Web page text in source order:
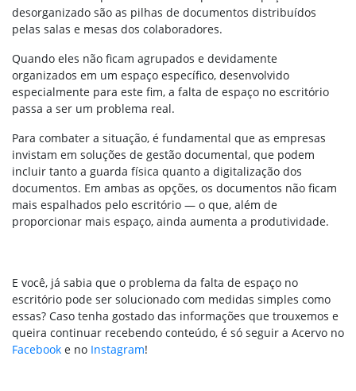
desorganizado são as pilhas de documentos distribuídos
pelas salas e mesas dos colaboradores.
Quando eles não ficam agrupados e devidamente
organizados em um espaço específico, desenvolvido
especialmente para este fim, a falta de espaço no escritório
passa a ser um problema real.
Para combater a situação, é fundamental que as empresas
invistam em soluções de gestão documental, que podem
incluir tanto a guarda física quanto a digitalização dos
documentos. Em ambas as opções, os documentos não ficam
mais espalhados pelo escritório — o que, além de
proporcionar mais espaço, ainda aumenta a produtividade.
E você, já sabia que o problema da falta de espaço no
escritório pode ser solucionado com medidas simples como
essas? Caso tenha gostado das informações que trouxemos e
queira continuar recebendo conteúdo, é só seguir a Acervo no
Facebook e no Instagram!